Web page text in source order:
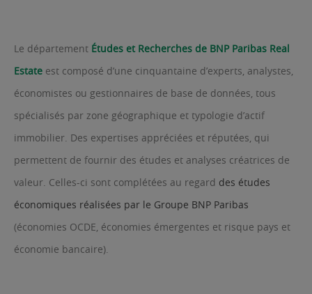
Le département Études et Recherches de BNP Paribas Real
Estate est composé d’une cinquantaine d’experts, analystes,
économistes ou gestionnaires de base de données, tous
spécialisés par zone géographique et typologie d’actif
immobilier. Des expertises appréciées et réputées, qui
permettent de fournir des études et analyses créatrices de
valeur. Celles-ci sont complétées au regard des études
économiques réalisées par le Groupe BNP Paribas
(économies OCDE, économies émergentes et risque pays et
économie bancaire).